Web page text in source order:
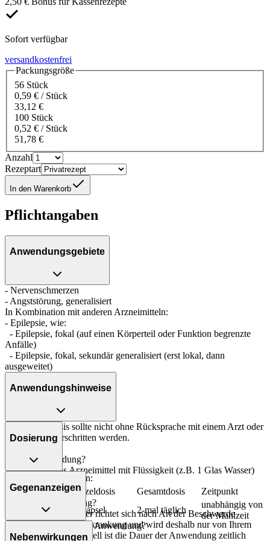
Sofort verfügbar
versandkostenfrei
Packungsgröße
56 Stück
0,59 € / Stück
33,12 €
100 Stück
0,52 € / Stück
51,78 €
Anzahl
Rezeptart
In den Warenkorb
Pflichtangaben
Anwendungsgebiete
- Nervenschmerzen
- Angststörung, generalisiert
In Kombination mit anderen Arzneimitteln:
- Epilepsie, wie:
- Epilepsie, fokal (auf einen Körperteil oder Funktion begrenzte
Anfälle)
- Epilepsie, fokal, sekundär generalisiert (erst lokal, dann
ausgeweitet)
Anwendungshinweise
Die Gesamtdosis sollte nicht ohne Rücksprache mit einem Arzt oder
Apotheker überschritten werden.
Art der Anwendung?
Nehmen Sie das Arzneimittel mit Flüssigkeit (z.B. 1 Glas Wasser)
Dauer der Anwendung?
Die Anwendungsdauer richtet sich nach Art der Beschwerde
und/oder Dauer der Erkrankung und wird deshalb nur von Ihrem
Arzt bestimmt. Prinzipiell ist die Dauer der Anwendung zeitlich
Dosierung
Bei schweren Formen:
Personenkreis
Einzeldosis Gesamtdosis
Zeitpunkt
Erwachsene
1 Kapsel 2-mal täglich
unabhängig von
der Mahlzeit
Gegenanzeigen
Was spricht gegen eine Anwendung?
Nebenwirkungen